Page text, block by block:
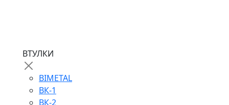
ВТУЛКИ
BIMETAL
ВК-1
ВК-2